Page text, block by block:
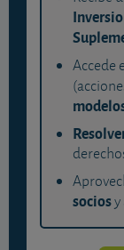
Accede
sociosy